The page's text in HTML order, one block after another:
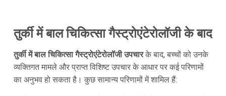
तुर्की में बाल चिकित्सा गैस्ट्रोएंटेरोलॉजी के बाद
तुर्की में बाल चिकित्सा गैस्ट्रोएंटेरोलॉजी उपचारके बाद, बच्चों को उनके
व्यक्तिगत मामले और प्राप्त विशिष्ट उपचार के आधार पर कई परिणामों
का अनुभव हो सकता है। कुछ सामान्य परिणामों में शामिल हैं: